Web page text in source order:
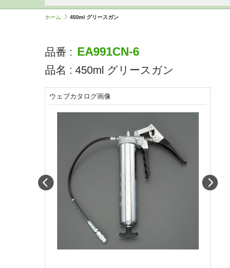
ホーム 450ml グリースガン
品番 : EA991CN-6
品名 : 450ml グリースガン
ウェブカタログ画像